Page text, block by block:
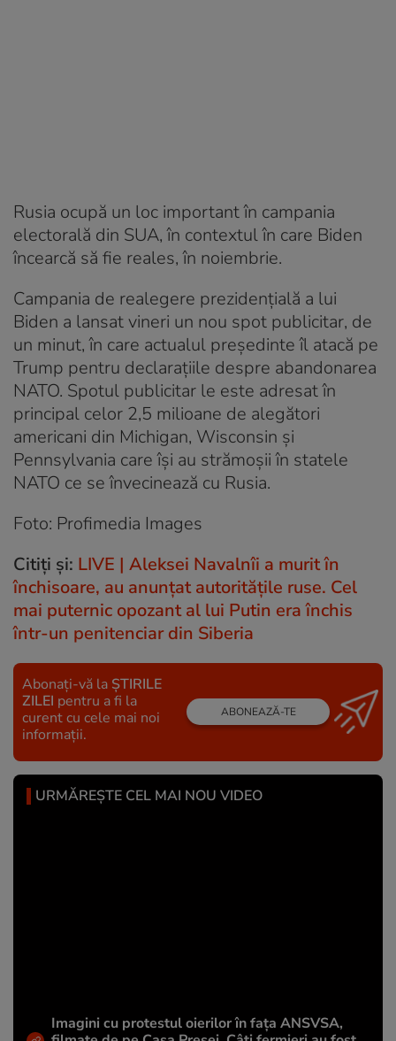
Rusia ocupă un loc important în campania
electorală din SUA, în contextul în care Biden
încearcă să fie reales, în noiembrie.
Campania de realegere prezidențială a lui
Biden a lansat vineri un nou spot publicitar, de
un minut, în care actualul președinte îl atacă pe
Trump pentru declarațiile despre abandonarea
NATO. Spotul publicitar le este adresat în
principal celor 2,5 milioane de alegători
americani din Michigan, Wisconsin și
Pennsylvania care își au strămoșii în statele
NATO ce se învecinează cu Rusia.
Foto: Profimedia Images
Citiți și: LIVE | Aleksei Navalnîi a murit în
închisoare, au anunțat autoritățile ruse. Cel
mai puternic opozant al lui Putin era închis
într-un penitenciar din Siberia
Abonați-vă la ȘTIRILE
ZILEI pentru a fi la
curent cu cele mai noi
informații.
ABONEAZĂ-TE
URMĂREȘTE CEL MAI NOU VIDEO
Imagini cu protestul oierilor în fața ANSVSA,